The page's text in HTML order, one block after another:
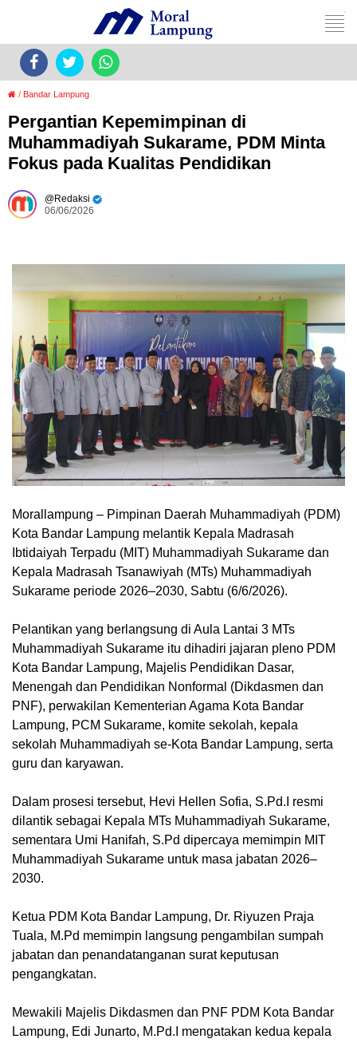
/ Bandar Lampung
Pergantian Kepemimpinan di
Muhammadiyah Sukarame, PDM Minta
Fokus pada Kualitas Pendidikan
Redaksi
06/06/2026
Morallampung – Pimpinan Daerah Muhammadiyah (PDM)
Kota Bandar Lampung melantik Kepala Madrasah
Ibtidaiyah Terpadu (MIT) Muhammadiyah Sukarame dan
Kepala Madrasah Tsanawiyah (MTs) Muhammadiyah
Sukarame periode 2026–2030, Sabtu (6/6/2026).
Pelantikan yang berlangsung di Aula Lantai 3 MTs
Muhammadiyah Sukarame itu dihadiri jajaran pleno PDM
Kota Bandar Lampung, Majelis Pendidikan Dasar,
Menengah dan Pendidikan Nonformal (Dikdasmen dan
PNF), perwakilan Kementerian Agama Kota Bandar
Lampung, PCM Sukarame, komite sekolah, kepala
sekolah Muhammadiyah se-Kota Bandar Lampung, serta
guru dan karyawan.
Dalam prosesi tersebut, Hevi Hellen Sofia, S.Pd.I resmi
dilantik sebagai Kepala MTs Muhammadiyah Sukarame,
sementara Umi Hanifah, S.Pd dipercaya memimpin MIT
Muhammadiyah Sukarame untuk masa jabatan 2026–
2030.
Ketua PDM Kota Bandar Lampung, Dr. Riyuzen Praja
Tuala, M.Pd memimpin langsung pengambilan sumpah
jabatan dan penandatanganan surat keputusan
pengangkatan.
Mewakili Majelis Dikdasmen dan PNF PDM Kota Bandar
Lampung, Edi Junarto, M.Pd.I mengatakan kedua kepala